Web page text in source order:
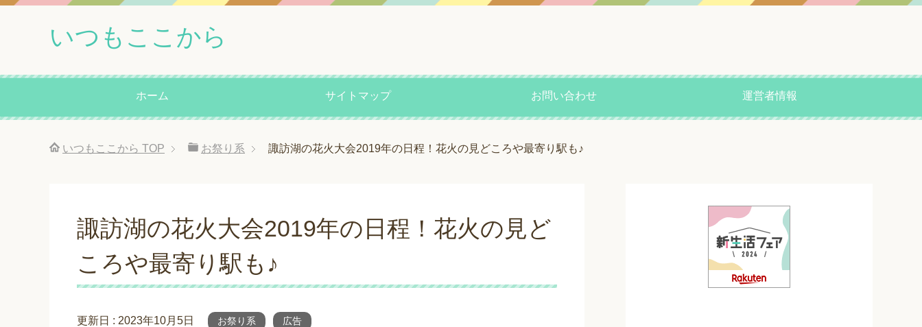
いつもここから
ホーム サイトマップ お問い合わせ 運営者情報
いつもここから TOP お祭り系 諏訪湖の花火大会2019年の日程！花火の見どころや最寄り駅も♪
諏訪湖の花火大会2019年の日程！花火の見ど
ころや最寄り駅も♪
更新日 : 2023年10月5日 お祭り系 広告